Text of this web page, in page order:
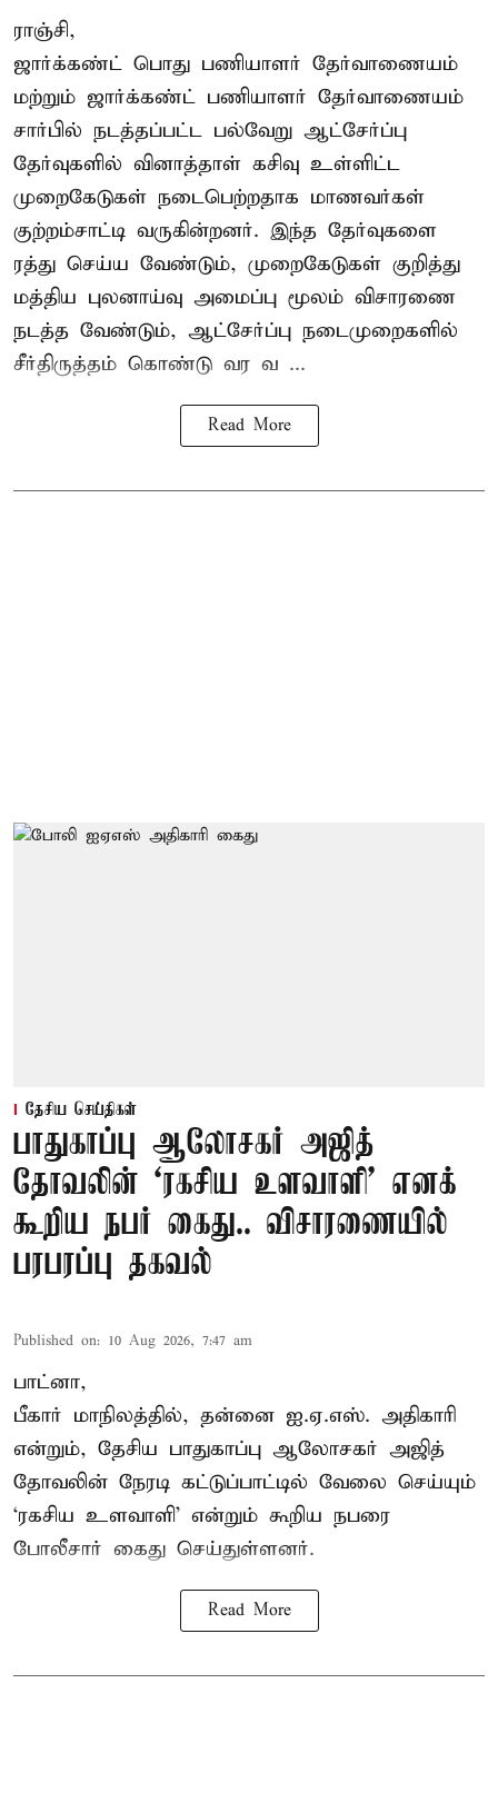
ராஞ்சி,
ஜார்க்கண்ட் பொது பணியாளர் தேர்வாணையம்
மற்றும் ஜார்க்கண்ட் பணியாளர் தேர்வாணையம்
சார்பில் நடத்தப்பட்ட பல்வேறு ஆட்சேர்ப்பு
தேர்வுகளில் வினாத்தாள் கசிவு உள்ளிட்ட
முறைகேடுகள் நடைபெற்றதாக மாணவர்கள்
குற்றம்சாட்டி வருகின்றனர். இந்த தேர்வுகளை
ரத்து செய்ய வேண்டும், முறைகேடுகள் குறித்து
மத்திய புலனாய்வு அமைப்பு மூலம் விசாரணை
நடத்த வேண்டும், ஆட்சேர்ப்பு நடைமுறைகளில்
சீர்திருத்தம் கொண்டு வர வ ...
Read More
தேசிய செய்திகள்
பாதுகாப்பு ஆலோசகர் அஜித்
தோவலின் ‘ரகசிய உளவாளி’ எனக்
கூறிய நபர் கைது.. விசாரணையில்
பரபரப்பு தகவல்
Published on: 10 Aug 2026, 7:47 am
பாட்னா,
பீகார் மாநிலத்தில், தன்னை ஐ.ஏ.எஸ். அதிகாரி
என்றும், தேசிய பாதுகாப்பு ஆலோசகர் அஜித்
தோவலின் நேரடி கட்டுப்பாட்டில் வேலை செய்யும்
‘ரகசிய உளவாளி’ என்றும் கூறிய நபரை
போலீசார் கைது செய்துள்ளனர்.
Read More